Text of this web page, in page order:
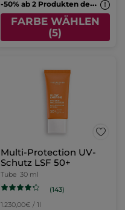
-
50% ab 2 Produkten deiner Wahl
FARBE WÄHLEN
(5)
Multi-Protection UV-
Schutz LSF 50+​
Tube 30 ml
(143)
1.230,00€ / 1l